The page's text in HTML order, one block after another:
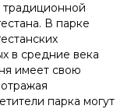
В парке
в средние века
имеет свою
парка могут